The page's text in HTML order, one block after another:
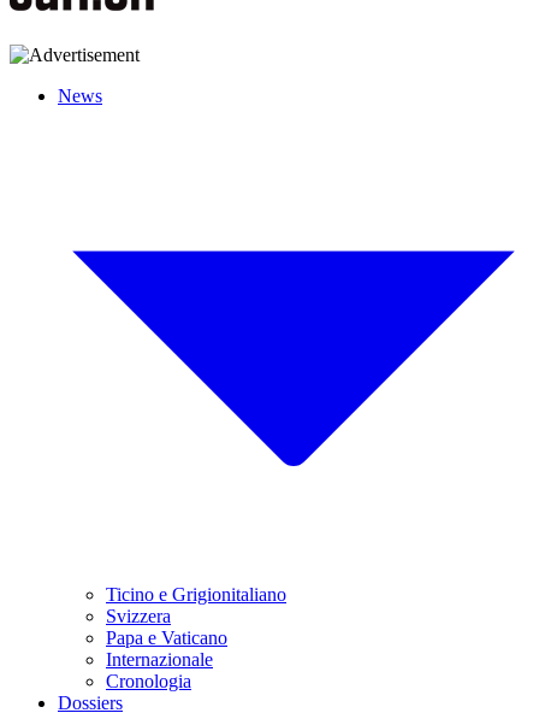
News
Ticino e Grigionitaliano
Svizzera
Papa e Vaticano
Internazionale
Cronologia
Dossiers